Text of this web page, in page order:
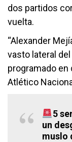
dos partidos
vuelta.
“Alexander
vasto lateral
programado en
Atlético
5
un
muslo